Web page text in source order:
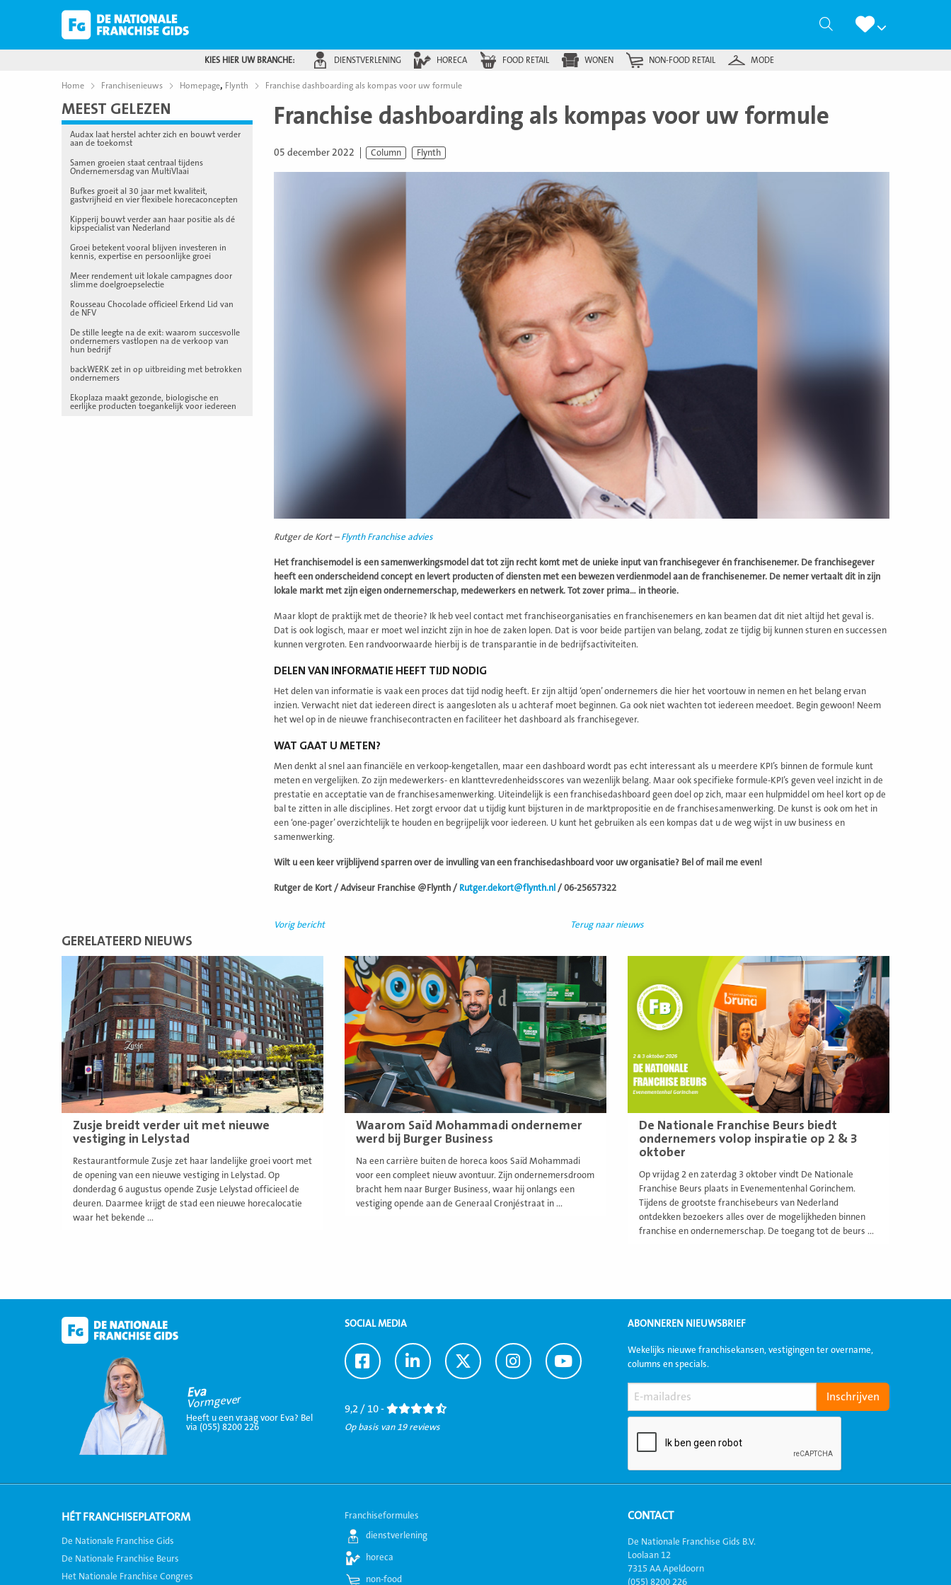
Zoeken
KIES HIER UW BRANCHE: DIENSTVERLENING HORECA FOOD RETAIL WONEN NON-FOOD RETAIL MODE
Home Franchisenieuws Homepage, Flynth Franchise dashboarding als kompas voor uw formule
MEEST GELEZEN
Audax laat herstel achter zich en bouwt verder
aan de toekomst
Samen groeien staat centraal tijdens
Ondernemersdag van MultiVlaai
Bufkes groeit al 30 jaar met kwaliteit,
gastvrijheid en vier flexibele horecaconcepten
Kipperij bouwt verder aan haar positie als dé
kipspecialist van Nederland
Groei betekent vooral blijven investeren in
kennis, expertise en persoonlijke groei
Meer rendement uit lokale campagnes door
slimme doelgroepselectie
Rousseau Chocolade officieel Erkend Lid van
de NFV
De stille leegte na de exit: waarom succesvolle
ondernemers vastlopen na de verkoop van
hun bedrijf
backWERK zet in op uitbreiding met betrokken
ondernemers
Ekoplaza maakt gezonde, biologische en
eerlijke producten toegankelijk voor iedereen
Franchise dashboarding als kompas voor uw formule
05 december 2022 Column Flynth
Rutger de Kort – Flynth Franchise advies
Het franchisemodel is een samenwerkingsmodel dat tot zijn recht komt met de unieke input van franchisegever én franchisenemer. De franchisegever
heeft een onderscheidend concept en levert producten of diensten met een bewezen verdienmodel aan de franchisenemer. De nemer vertaalt dit in zijn
lokale markt met zijn eigen ondernemerschap, medewerkers en netwerk. Tot zover prima… in theorie.
Maar klopt de praktijk met de theorie? Ik heb veel contact met franchiseorganisaties en franchisenemers en kan beamen dat dit niet altijd het geval is.
Dat is ook logisch, maar er moet wel inzicht zijn in hoe de zaken lopen. Dat is voor beide partijen van belang, zodat ze tijdig bij kunnen sturen en successen
kunnen vergroten. Een randvoorwaarde hierbij is de transparantie in de bedrijfsactiviteiten.
DELEN VAN INFORMATIE HEEFT TIJD NODIG
Het delen van informatie is vaak een proces dat tijd nodig heeft. Er zijn altijd ‘open’ ondernemers die hier het voortouw in nemen en het belang ervan
inzien. Verwacht niet dat iedereen direct is aangesloten als u achteraf moet beginnen. Ga ook niet wachten tot iedereen meedoet. Begin gewoon! Neem
het wel op in de nieuwe franchisecontracten en faciliteer het dashboard als franchisegever.
WAT GAAT U METEN?
Men denkt al snel aan financiële en verkoop-kengetallen, maar een dashboard wordt pas echt interessant als u meerdere KPI’s binnen de formule kunt
meten en vergelijken. Zo zijn medewerkers- en klanttevredenheidsscores van wezenlijk belang. Maar ook specifieke formule-KPI’s geven veel inzicht in de
prestatie en acceptatie van de franchisesamenwerking. Uiteindelijk is een franchisedashboard geen doel op zich, maar een hulpmiddel om heel kort op de
bal te zitten in alle disciplines. Het zorgt ervoor dat u tijdig kunt bijsturen in de marktpropositie en de franchisesamenwerking. De kunst is ook om het in
een ‘one-pager’ overzichtelijk te houden en begrijpelijk voor iedereen. U kunt het gebruiken als een kompas dat u de weg wijst in uw business en
samenwerking.
Wilt u een keer vrijblijvend sparren over de invulling van een franchisedashboard voor uw organisatie? Bel of mail me even!
Rutger de Kort / Adviseur Franchise @Flynth / Rutger.dekort@flynth.nl / 06-25657322
Vorig bericht Terug naar nieuws
GERELATEERD NIEUWS
Zusje breidt verder uit met nieuwe
vestiging in Lelystad
Restaurantformule Zusje zet haar landelijke groei voort met
de opening van een nieuwe vestiging in Lelystad. Op
donderdag 6 augustus opende Zusje Lelystad officieel de
deuren. Daarmee krijgt de stad een nieuwe horecalocatie
waar het bekende ...
Lees
meer
Waarom Saïd Mohammadi ondernemer
werd bij Burger Business
Na een carrière buiten de horeca koos Saïd Mohammadi
voor een compleet nieuw avontuur. Zijn ondernemersdroom
bracht hem naar Burger Business, waar hij onlangs een
vestiging opende aan de Generaal Cronjéstraat in ...
Lees
meer
De Nationale Franchise Beurs biedt
ondernemers volop inspiratie op 2 & 3
oktober
Op vrijdag 2 en zaterdag 3 oktober vindt De Nationale
Franchise Beurs plaats in Evenementenhal Gorinchem.
Tijdens de grootste franchisebeurs van Nederland
ontdekken bezoekers alles over de mogelijkheden binnen
franchise en ondernemerschap. De toegang tot de beurs ...
Eva
Vormgever
Heeft u een vraag voor Eva? Bel
via (055) 8200 226
SOCIAL MEDIA
Ga
naar
Ga
naar
Ga
naar
Ga
naar
Ga
naar
9,2 / 10 -
Op basis van 19 reviews
ABONNEREN NIEUWSBRIEF
Wekelijks nieuwe franchisekansen, vestigingen ter overname,
columns en specials.
HÉT FRANCHISEPLATFORM
De Nationale Franchise Gids
De Nationale Franchise Beurs
Het Nationale Franchise Congres
Franchiseformules
dienstverlening
horeca
non-food
CONTACT
De Nationale Franchise Gids B.V.
Loolaan 12
7315 AA Apeldoorn
(055) 8200 226